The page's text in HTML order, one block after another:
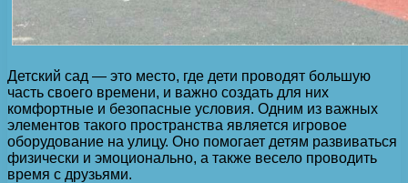
Детский сад — это место, где дети проводят большую
часть своего времени, и важно создать для них
комфортные и безопасные условия. Одним из важных
элементов такого пространства является игровое
оборудование на улицу. Оно помогает детям развиваться
физически и эмоционально, а также весело проводить
время с друзьями.